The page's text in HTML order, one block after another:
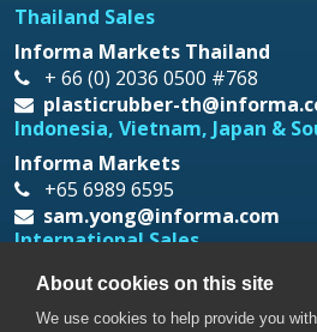
Thailand Sales
Informa Markets Thailand
+ 66 (0) 2036 0500 #768
plasticrubber-
Indonesia, Vietnam, Japan &
Informa Markets
+65 6989 6595
sam.yong@informa.com
International Sales
Messe Düsseldorf Asia
About cookies on this site
We use cookies to help provide you